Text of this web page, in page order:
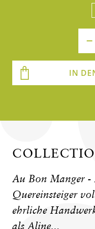
IN
Au Bon Manger -
Quereinsteiger
ehrliche
als Aline...